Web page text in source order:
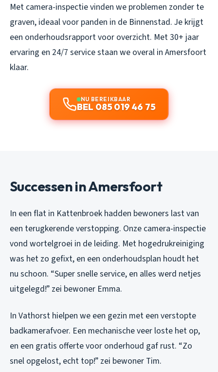
Met camera-inspectie vinden we problemen zonder te
graven, ideaal voor panden in de Binnenstad. Je krijgt
een onderhoudsrapport voor overzicht. Met 30+ jaar
ervaring en 24/7 service staan we overal in Amersfoort
klaar.
NU BEREIKBAAR
BEL 085 019 46 75
Successen in Amersfoort
In een flat in Kattenbroek hadden bewoners last van
een terugkerende verstopping. Onze camera-inspectie
vond wortelgroei in de leiding. Met hogedrukreiniging
was het zo gefixt, en een onderhoudsplan houdt het
nu schoon. “Super snelle service, en alles werd netjes
uitgelegd!” zei bewoner Emma.
In Vathorst hielpen we een gezin met een verstopte
badkamerafvoer. Een mechanische veer loste het op,
en een gratis offerte voor onderhoud gaf rust. “Zo
snel opgelost, echt top!” zei bewoner Tim.